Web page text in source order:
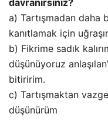
a) Tartışmadan daha
kanıtlamak için
b) Fikrime sadık
düşünüyoruz
bitiririm.
c) Tartışmaktan
düşünürüm